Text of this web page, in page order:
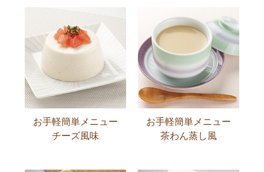
お手軽簡単メニュー
チーズ風味
お手軽簡単メニュー
茶わん蒸し風